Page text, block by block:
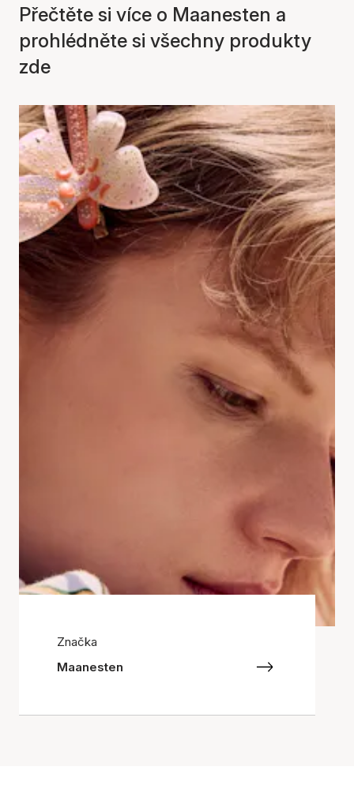
Přečtěte si více o Maanesten a
prohlédněte si všechny produkty
zde
Značka
Maanesten